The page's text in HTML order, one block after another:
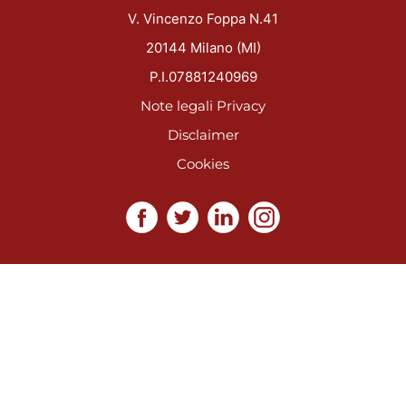
V. Vincenzo Foppa N.41
20144 Milano (MI)
P.I.07881240969
Note legali Privacy
Disclaimer
Cookies